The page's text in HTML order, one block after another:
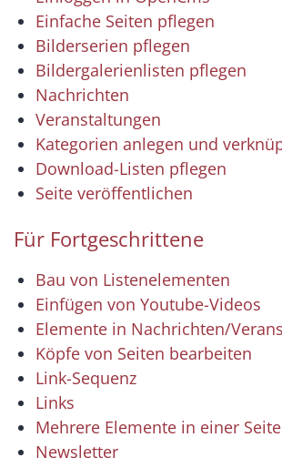
Einfache Seiten pflegen
Bilderserien pflegen
Bildergalerienlisten pflegen
Nachrichten
Veranstaltungen
Kategorien anlegen und
Download-Listen pflegen
Seite veröffentlichen
Für Fortgeschrittene
Bau von Listenelementen
Einfügen von Youtube-Videos
Elemente in Nachrichten/
Köpfe von Seiten bearbeiten
Link-Sequenz
Links
Mehrere Elemente in einer Seite
Newsletter